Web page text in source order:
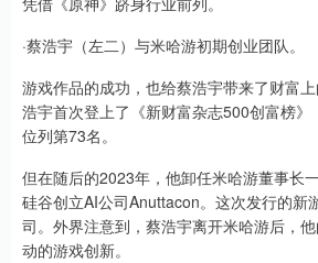
·蔡浩宇（左二）与米哈游初期创业团队。
游戏作品的成功，也给蔡浩宇带来了财富
浩宇首次登上了《新财富杂志500创富榜》
位列第73名。
但在随后的2023年，他卸任米哈游董事长
硅谷创立AI公司Anuttacon。这次发行的新
司。外界注意到，蔡浩宇离开米哈游后，
动的游戏创新。